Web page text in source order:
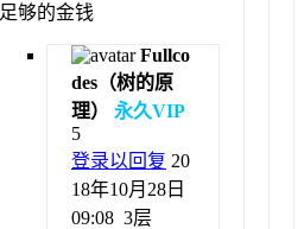
足够的金钱
Fullco
des（树的原
理） 永久VIP
5
登录以回复 20
18年10月28日
09:08 3层